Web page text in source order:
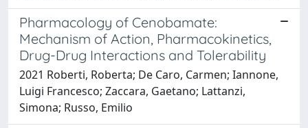
Pharmacology of Cenobamate:
Mechanism of Action, Pharmacokinetics,
Drug-Drug Interactions and Tolerability
2021 Roberti, Roberta; De Caro, Carmen; Iannone,
Luigi Francesco; Zaccara, Gaetano; Lattanzi,
Simona; Russo, Emilio